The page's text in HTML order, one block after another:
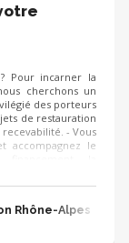
Pour incarner la
cherchons un
des porteurs
de restauration
- Vous
accompagnez le
la clôture du
adhésions et des
pour pérenniser
Rhône-Alpes